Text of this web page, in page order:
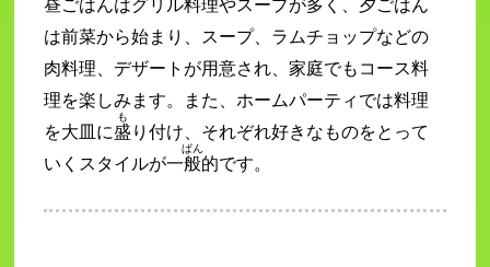
昼ごはんはグリル料理やスープが多く、夕ごはん
は前菜から始まり、スープ、ラムチョップなどの
肉料理、デザートが用意され、家庭でもコース料
理を楽しみます。また、ホームパーティでは料理
を大皿に盛
も
り付け、それぞれ好きなものをとって
いくスタイルが一般
ぱん
的です。